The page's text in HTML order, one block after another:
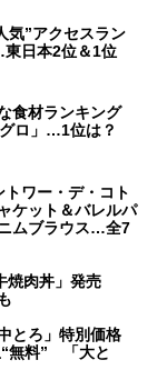
気”アクセスラン
日本2位＆1位
食材ランキング
ロ」…1位は？
ワー・デ・コト
ケット＆バレルパ
ムブラウス…全7
焼肉丼」発売
とろ」特別価格
無料” 「大と